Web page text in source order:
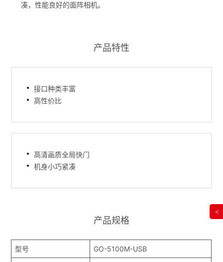
凑，性能良好的面阵相机。
产品特性
接口种类丰富
高性价比
高清画质全局快门
机身小巧紧凑
产品规格
型号 GO-5100M-USB
<